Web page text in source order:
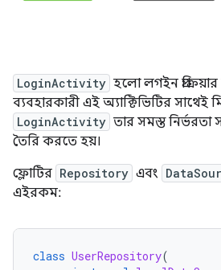
LoginActivity হলো লগইন প্রক্রিয়ার
ব্যবহারকারী এই অ্যাক্টিভিটির সাথেই
LoginActivity তার সমস্ত নির্ভরতা
তৈরি করতে হয়।
ফ্লোটির Repository এবং
এইরকম:
class UserRepository(